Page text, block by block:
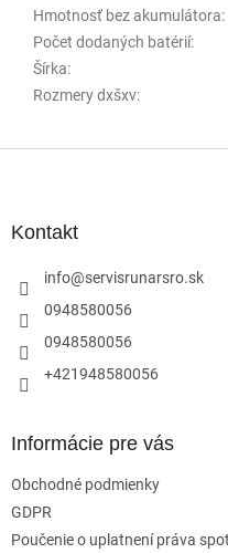
Hmotnosť bez akumulátora:
Počet dodaných batérií:
Šírka:
Rozmery dxšxv:
Kontakt
info@servisrunarsro.sk
0948580056
0948580056
+421948580056
Informácie pre vás
Obchodné podmienky
GDPR
Poučenie o uplatnení práva